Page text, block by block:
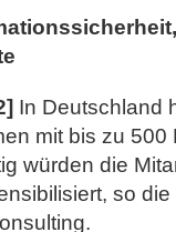
In Deutschland
mit bis zu 500
würden die
so